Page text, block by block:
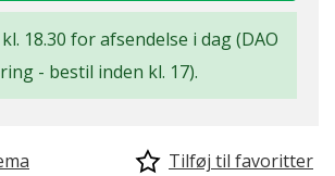
18.30 for afsendelse i dag (DAO
- bestil inden kl. 17).
Tilføj til favoritter